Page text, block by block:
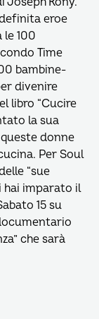
eroe
le 100
Time
bambine-
divenire
libro “Cucire
la sua
donne
Per Soul
“sue
hai imparato il
15 su
che sarà